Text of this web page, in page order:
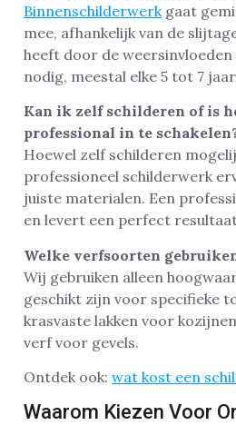
Binnenschilderwerk gaat
mee, afhankelijk van de
heeft door de
nodig, meestal elke 5 tot 7
Kan ik zelf schilderen of is
professional in te
Hoewel zelf schilderen
professioneel schilderwerk
juiste materialen. Een
en levert een perfect
Welke verfsoorten
Wij gebruiken alleen
geschikt zijn voor specifieke
krasvaste lakken voor
verf voor gevels.
Ontdek ook: wat kost een
Waarom Kiezen Voor